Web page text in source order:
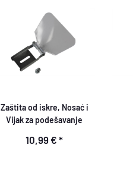
Zaštita od iskre, Nosać i
Vijak za podešavanje
10,99 € *